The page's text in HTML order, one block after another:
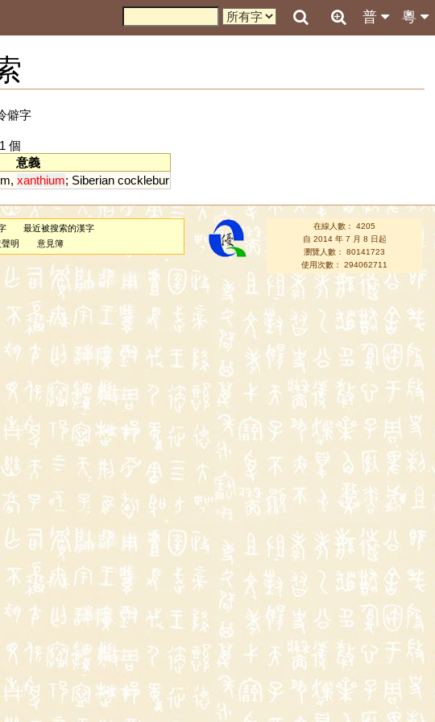
粵
普
僻字
個
意義
, xanthium; Siberian cocklebur
最近被搜索的漢字
明 意見簿
在線人數： 4205
自 2014 年 7 月 8 日起
瀏覽人數： 80141723
使用次數： 294062711